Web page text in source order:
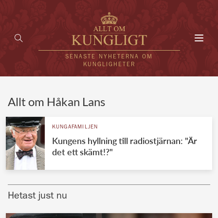
SENASTE NYHETERNA OM
KUNGLIGHETER
UTLÄNDSKT
VÄRLDENS KUNGAHUS
Brittiska kungahuset
Allt om Håkan Lans
KUNGAFAMILJEN
Kungens hyllning till radiostjärnan: "Är
det ett skämt!?"
Hetast just nu